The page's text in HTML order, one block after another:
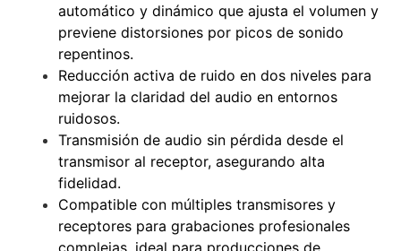
automático y dinámico que ajusta el volumen y
previene distorsiones por picos de sonido
repentinos.
Reducción activa de ruido en dos niveles para
mejorar la claridad del audio en entornos
ruidosos.
Transmisión de audio sin pérdida desde el
transmisor al receptor, asegurando alta
fidelidad.
Compatible con múltiples transmisores y
receptores para grabaciones profesionales